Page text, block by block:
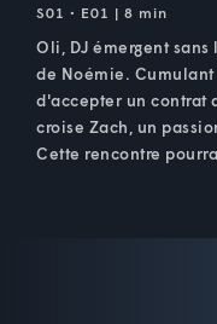
S01 • E01 | 8 min
Oli, DJ émergent
de Noémie.
d'accepter un contrat
croise Zach, un
Cette rencontre